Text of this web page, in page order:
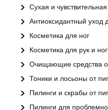
Сухая и
Антиоксидантный уход
Косметика для ног
Косметика для рук и
Очищающие средства
Тоники и лосьоны от
Пилинги и скрабы от
Пилинги для